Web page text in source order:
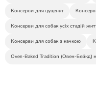
Консерви для цуценят
Консерви для собак усіх стадій
Консерви для собак з качкою
Oven-Baked Tradition (Овен-Бейкд)